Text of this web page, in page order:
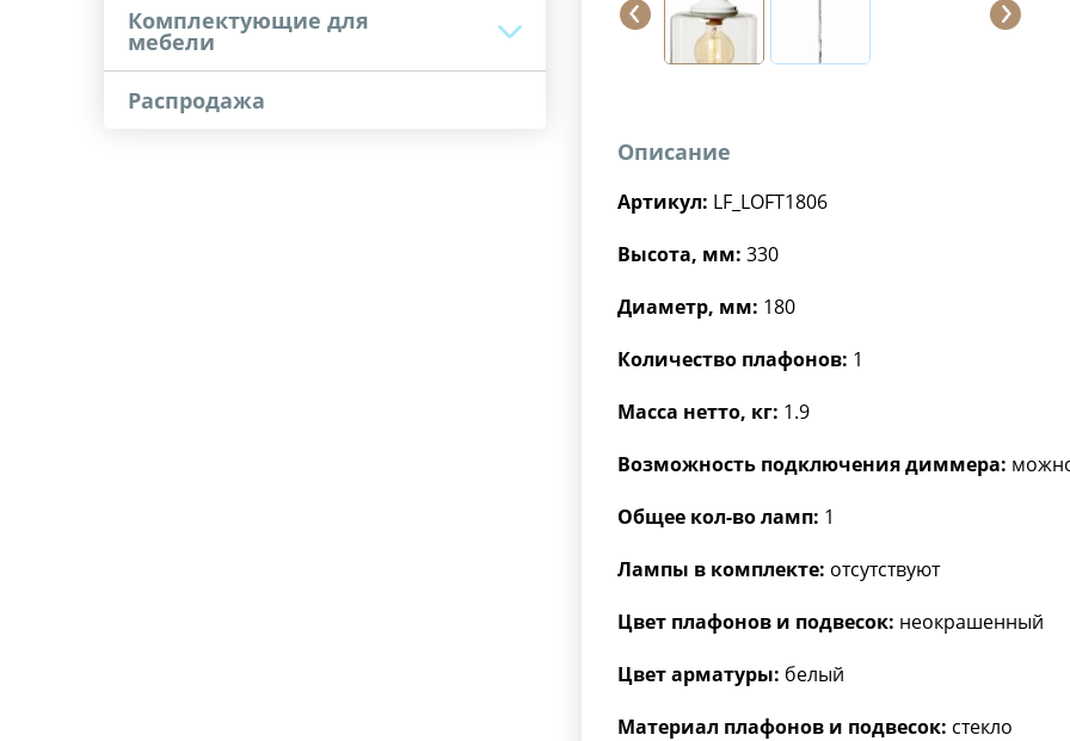
Комплектующие для
мебели
Распродажа
Описание
Артикул: LF_LOFT1806
Высота, мм: 330
Диаметр, мм: 180
Количество плафонов: 1
Масса нетто, кг: 1.9
Возможность подключения диммера:
Общее кол-во ламп: 1
Лампы в комплекте: отсутствуют
Цвет плафонов и подвесок: неокрашенный
Цвет арматуры: белый
Материал плафонов и подвесок: стекло